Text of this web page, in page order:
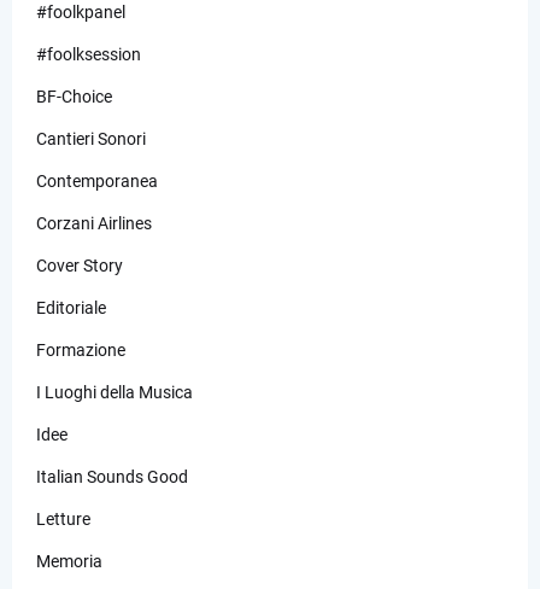
#foolkpanel
#foolksession
BF-Choice
Cantieri Sonori
Contemporanea
Corzani Airlines
Cover Story
Editoriale
Formazione
I Luoghi della Musica
Idee
Italian Sounds Good
Letture
Memoria